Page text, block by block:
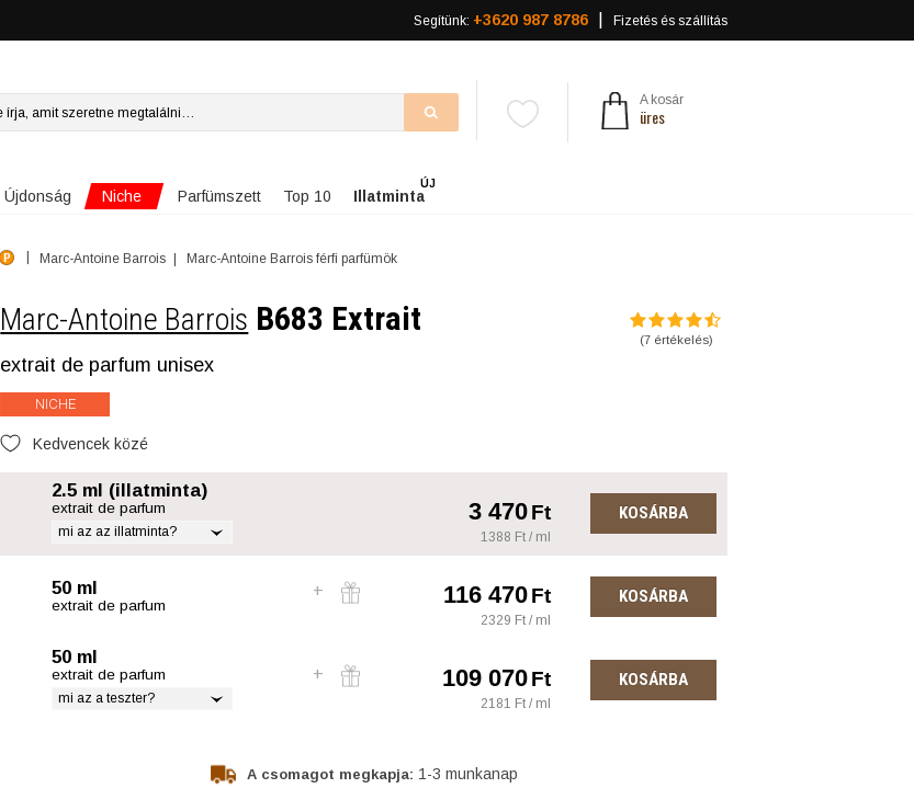
Segítünk: +3620 987 8786 Fizetés és szállítás
A kosár
üres
Újdonság Niche Parfümszett Top 10 Illatminta
ÚJ
Marc-Antoine Barrois Marc-Antoine Barrois férfi parfümök
Marc-Antoine Barrois B683 Extrait
extrait de parfum unisex
NICHE
Kedvencek közé
(7értékelés)
2.5 ml (illatminta)
extrait de parfum
mi az az illatminta?
3 470Ft
1388 Ft / ml
KOSÁRBA
50 ml
extrait de parfum 116 470Ft
2329 Ft / ml
KOSÁRBA
50 ml
extrait de parfum
mi az a teszter?
109 070Ft
2181 Ft / ml
KOSÁRBA
A csomagot megkapja: 1-3 munkanap